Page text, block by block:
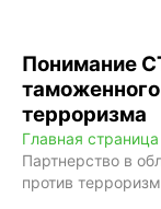
Понимание
терроризма
Главная
Партнерство в
против